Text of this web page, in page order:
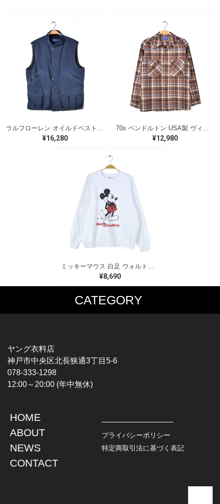
¥16,280 ¥12,980
ミッキーマウス 白足 ウォルトディズニーオフィシャル スウェット ホワイト WALT DISNEY WORLD ウォルトディズニーオフィシャル サイズXL相当 古着 CF0995
¥8,690
CATEGORY
MUSIC TEE
HARDCORE / PUNK
PROGLESSIVE ROCK
POPS
SOUL / R&B
T-SHIRTS
CHAMPION
TOPS
L / S SHIRT
S / S SHIRT
HAWAIIAN SHIRT
JACKET
DENIM
LEATHER
ヤング衣料店
神戸市中央区北長狭通3丁目5-6
078-333-1298
12:00～20:00 (年中無休)
HOME
ABOUT
NEWS
CONTACT
プライバシーポリシー
特定商取引法に基づく表記